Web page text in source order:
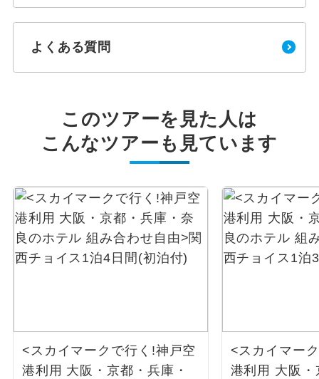
よくある質問
このツアーを見た人は
こんなツアーも見ています
<スカイマークで行く!神戸空
港利用 大阪・京都・兵庫・
<スカイマー
港利用 大阪